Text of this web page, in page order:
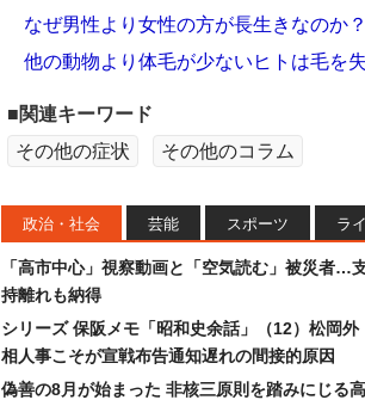
なぜ男性より女性の方が長生きなのか
他の動物より体毛が少ないヒトは毛を
■関連キーワード
その他の症状
その他のコラム
政治・社会 芸能 スポーツ ラ
「高市中心」視察動画と「空気読む」被災者…
持離れも納得
シリーズ 保阪メモ「昭和史余話」（12）松岡外
相人事こそが宣戦布告通知遅れの間接的原因
偽善の8月が始まった 非核三原則を踏みにじる高